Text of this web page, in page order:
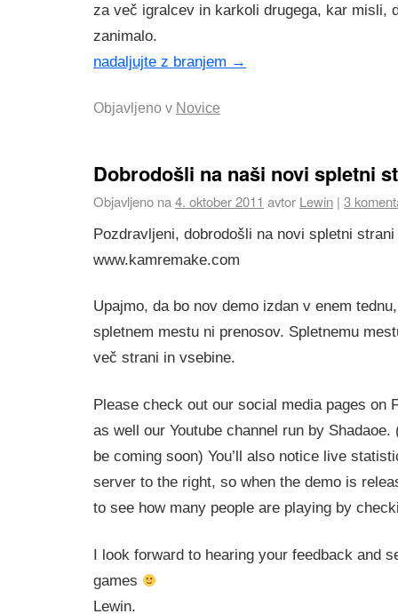
za več igralcev in karkoli drugega, kar misli,
zanimalo.
nadaljujte z branjem →
Objavljeno v Novice
Dobrodošli na naši novi spletni
Objavljeno na4. oktober 2011 avtor Lewin | 3
Pozdravljeni, dobrodošli na novi spletni
www.kamremake.com
Upajmo, da bo nov demo izdan v enem
spletnem mestu ni prenosov. Spletnemu
več strani in vsebine.
Please check out our social media pages on
as well our Youtube channel run by
be coming soon) You’ll also notice live
server to the right, so when the demo is
to see how many people are playing by
I look forward to hearing your feedback and
games
Lewin.